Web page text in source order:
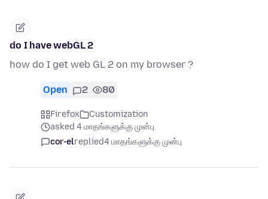
do I have webGL 2
how do I get web GL 2 on my browser ?
Open 2 80
Firefox
Customization
asked 4 மாதங்களுக்கு முன்பு
cor-elreplied4 மாதங்களுக்கு முன்பு